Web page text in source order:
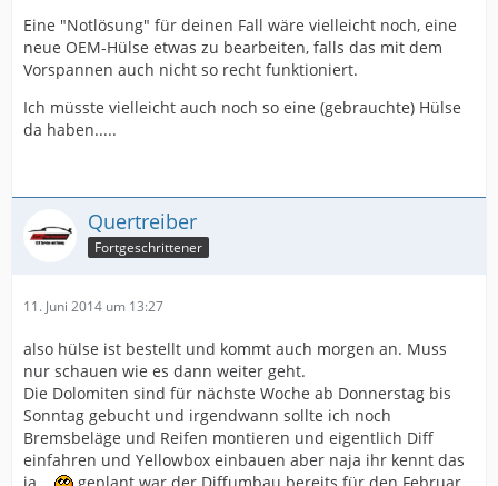
Eine "Notlösung" für deinen Fall wäre vielleicht noch, eine
neue OEM-Hülse etwas zu bearbeiten, falls das mit dem
Vorspannen auch nicht so recht funktioniert.
Ich müsste vielleicht auch noch so eine (gebrauchte) Hülse
da haben.....
Quertreiber
Fortgeschrittener
11. Juni 2014 um 13:27
also hülse ist bestellt und kommt auch morgen an. Muss
nur schauen wie es dann weiter geht.
Die Dolomiten sind für nächste Woche ab Donnerstag bis
Sonntag gebucht und irgendwann sollte ich noch
Bremsbeläge und Reifen montieren und eigentlich Diff
einfahren und Yellowbox einbauen aber naja ihr kennt das